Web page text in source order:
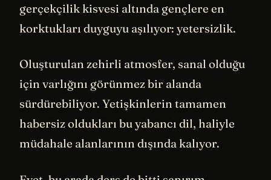
gerçekçilik kisvesi altında gençlere en
korktukları duyguyu aşılıyor: yetersizlik.
Oluşturulan zehirli atmosfer, sanal olduğu
için varlığını görünmez bir alanda
sürdürebiliyor. Yetişkinlerin tamamen
habersiz oldukları bu yabancı dil, haliyle
müdahale alanlarının dışında kalıyor.